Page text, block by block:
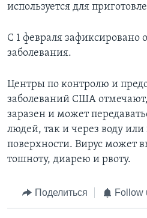
используется для
С 1 февраля зафиксировано
заболевания.
Центры по контролю и
заболеваний США
заразен и может
людей, так и через воду
поверхности. Вирус может
тошноту, диарею и рвоту.
Поделиться Follow